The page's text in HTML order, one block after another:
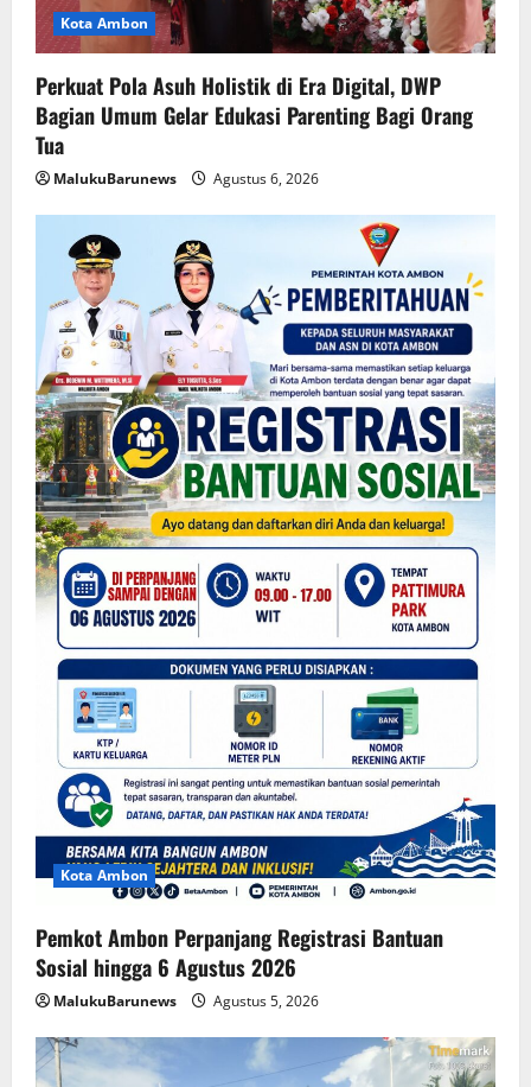
Kota Ambon
Perkuat Pola Asuh Holistik di Era Digital, DWP
Bagian Umum Gelar Edukasi Parenting Bagi Orang
Tua
MalukuBarunews Agustus 6, 2026
Kota Ambon
Pemkot Ambon Perpanjang Registrasi Bantuan
Sosial hingga 6 Agustus 2026
MalukuBarunews Agustus 5, 2026